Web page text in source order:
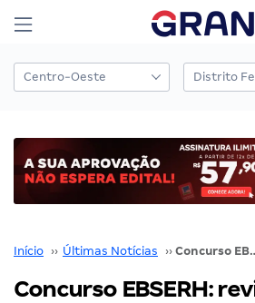
Início ›› Últimas Notícias ›› Concurso
Concurso EBSERH: